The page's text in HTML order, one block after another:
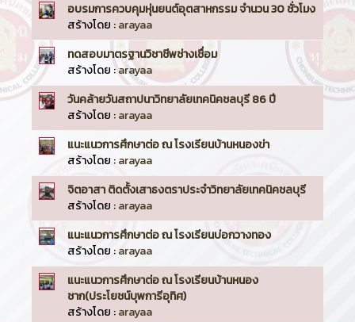
อบรมการควบคุมหุ่นยนต์อุตสาหกรรม จำนวน 30 ชั่วโมง
สร้างโดย :arayaa
ทดสอบมาตรฐานวิชาชีพช่างเชื่อม
สร้างโดย :arayaa
วันคล้ายวันสถาปนาวิทยาลัยเทคนิคชลบุรี 86 ปี
สร้างโดย :arayaa
แนะแนวการศึกษาต่อ ณ โรงเรียนบ้านหนองข่า
สร้างโดย :arayaa
จิตอาสา ติดตั้งเสาธงตราประจำวิทยาลัยเทคนิคชลบุรี
สร้างโดย :arayaa
แนะแนวการศึกษาต่อ ณ โรงเรียนบ่อกวางทอง
สร้างโดย :arayaa
แนะแนวการศึกษาต่อ ณ โรงเรียนบ้านหนอง
ชาก(ประโยชน์บุพการีอุทิศ)
สร้างโดย :arayaa